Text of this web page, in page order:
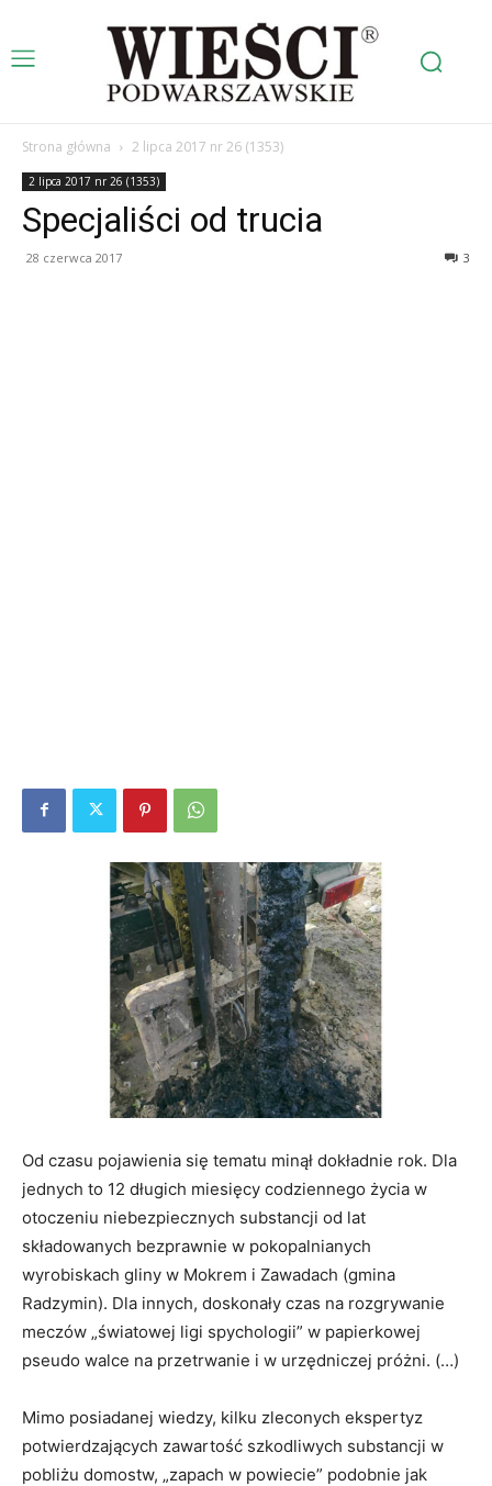
Strona główna 2 lipca 2017 nr 26 (1353)
2 lipca 2017 nr 26 (1353)
Specjaliści od trucia
28 czerwca 2017 3
Od czasu pojawienia się tematu minął dokładnie rok. Dla
jednych to 12 długich miesięcy codziennego życia w
otoczeniu niebezpiecznych substancji od lat
składowanych bezprawnie w pokopalnianych
wyrobiskach gliny w Mokrem i Zawadach (gmina
Radzymin). Dla innych, doskonały czas na rozgrywanie
meczów „światowej ligi spychologii” w papierkowej
pseudo walce na przetrwanie i w urzędniczej próżni. (…)
Mimo posiadanej wiedzy, kilku zleconych ekspertyz
potwierdzających zawartość szkodliwych substancji w
pobliżu domostw, „zapach w powiecie” podobnie jak